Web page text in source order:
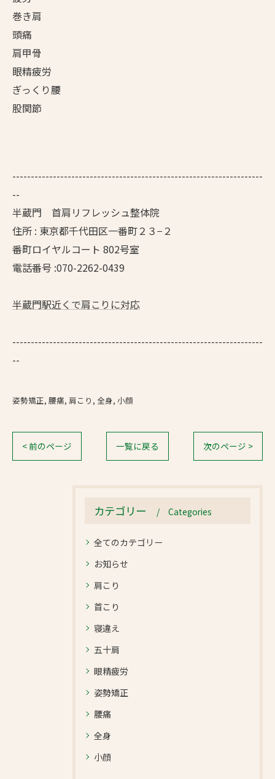
巻き肩
頭痛
肩甲骨
眼精疲労
ぎっくり腰
股関節
--------------------------------------------------------------------
--
半蔵門 首肩リフレッシュ整体院
住所 : 東京都千代田区一番町２３−２
番町ロイヤルコート 802号室
電話番号 :070-2262-0439
半蔵門駅近くで肩こりに対応
--------------------------------------------------------------------
--
姿勢矯正 腰痛 肩こり 全身 小顔
< 前のページ 一覧に戻る 次のページ >
カテゴリー Categories
全てのカテゴリー
お知らせ
肩こり
首こり
寝違え
五十肩
眼精疲労
姿勢矯正
腰痛
全身
小顔